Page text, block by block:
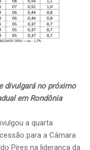
divulgará no próximo
em Rondônia
a quarta
para a Câmara
Pires na liderança da